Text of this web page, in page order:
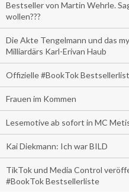
Bestseller von Martin Wehrle.
wollen???
Die Akte Tengelmann und das
Milliardärs Karl-Erivan Haub
Offizielle #BookTok
Frauen im Kommen
Lesemotive ab sofort in MC
Kai Diekmann: Ich war BILD
TikTok und Media Control
#BookTok Bestsellerliste